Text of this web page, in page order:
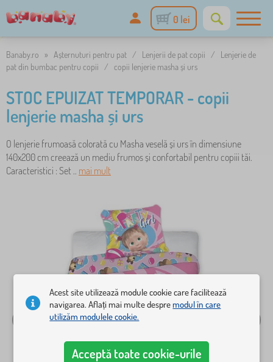
0 lei
Banaby.ro » Așternuturi pentru pat / Lenjerii de pat copii /
Lenjerie de
pat din bumbac pentru copii
/ copii lenjerie masha și urs
STOC EPUIZAT TEMPORAR - copii
lenjerie masha și urs
O lenjerie frumoasă colorată cu Masha veselă și urs în dimensiune
140x200 cm creează un mediu frumos și confortabil pentru copiii tăi.
Caracteristici : Set .. mai mult
Acest site utilizează module cookie care facilitează
navigarea. Aflați mai multe despremodul în care
utilizăm modulele cookie.
Acceptă toate cookie-urile